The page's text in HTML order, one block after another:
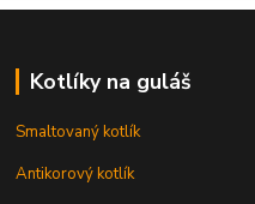
Kotlíky na guláš
Smaltovaný kotlík
Antikorový kotlík